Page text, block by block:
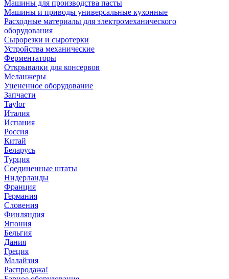
Машины для производства пасты
Машины и приводы универсальные кухонные
Расходные материалы для электромеханического
оборудования
Сырорезки и сыротерки
Устройства механические
Ферментаторы
Открывалки для консервов
Меланжеры
Уцененное оборудование
Запчасти
Taylor
Италия
Испания
Россия
Китай
Беларусь
Турция
Соединенные штаты
Нидерланды
Франция
Германия
Словения
Финляндия
Япония
Бельгия
Дания
Греция
Малайзия
Распродажа!